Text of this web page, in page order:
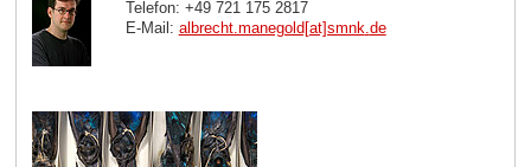
Telefon: +49 721 175 2817
E-Mail: albrecht.manegold[at]smnk.de